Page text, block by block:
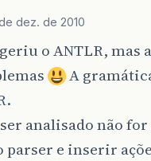
dez. de 2010
o ANTLR, mas
A
ser analisado não
e inserir